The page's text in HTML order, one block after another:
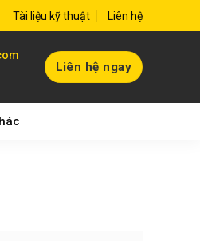
Tài liệu kỹ thuật Liên hệ
Liên hệ ngay